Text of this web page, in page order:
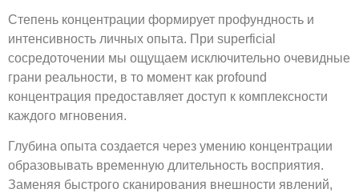
Степень концентрации формирует профундность и
интенсивность личных опыта. При superficial
сосредоточении мы ощущаем исключительно очевидные
грани реальности, в то момент как profound
концентрация предоставляет доступ к комплексности
каждого мгновения.
Глубина опыта создается через умению концентрации
образовывать временную длительность восприятия.
Заменяя быстрого сканирования внешности явлений,